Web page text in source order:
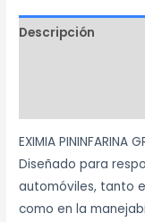
Descripción
EXIMIA PININFARINA
Diseñado para
automóviles, tanto
como en la